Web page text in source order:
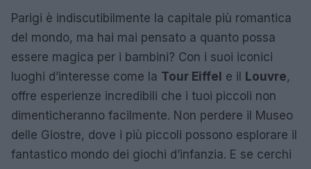
Parigi è indiscutibilmente la capitale più romantica
del mondo, ma hai mai pensato a quanto possa
essere magica per i bambini? Con i suoi iconici
luoghi d’interesse come la Tour Eiffel e il Louvre,
offre esperienze incredibili che i tuoi piccoli non
dimenticheranno facilmente. Non perdere il Museo
delle Giostre, dove i più piccoli possono esplorare il
fantastico mondo dei giochi d’infanzia. E se cerchi